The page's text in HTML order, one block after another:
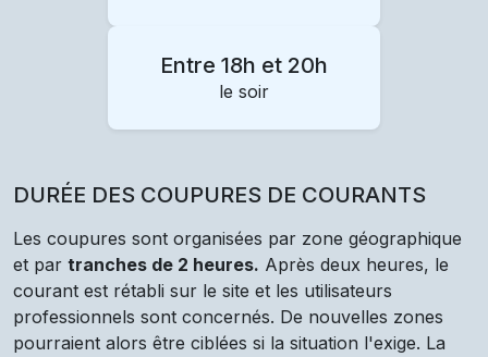
Entre 18h et 20h
le soir
DURÉE DES COUPURES DE COURANTS
Les coupures sont organisées par zone géographique
et par tranches de 2 heures. Après deux heures, le
courant est rétabli sur le site et les utilisateurs
professionnels sont concernés. De nouvelles zones
pourraient alors être ciblées si la situation l'exige. La